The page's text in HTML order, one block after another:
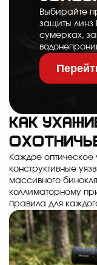
Выбирайте
защиты линз
сумерках,
Как
Каждое оптическое
конструктивные
массивного
коллиматорному
правила для